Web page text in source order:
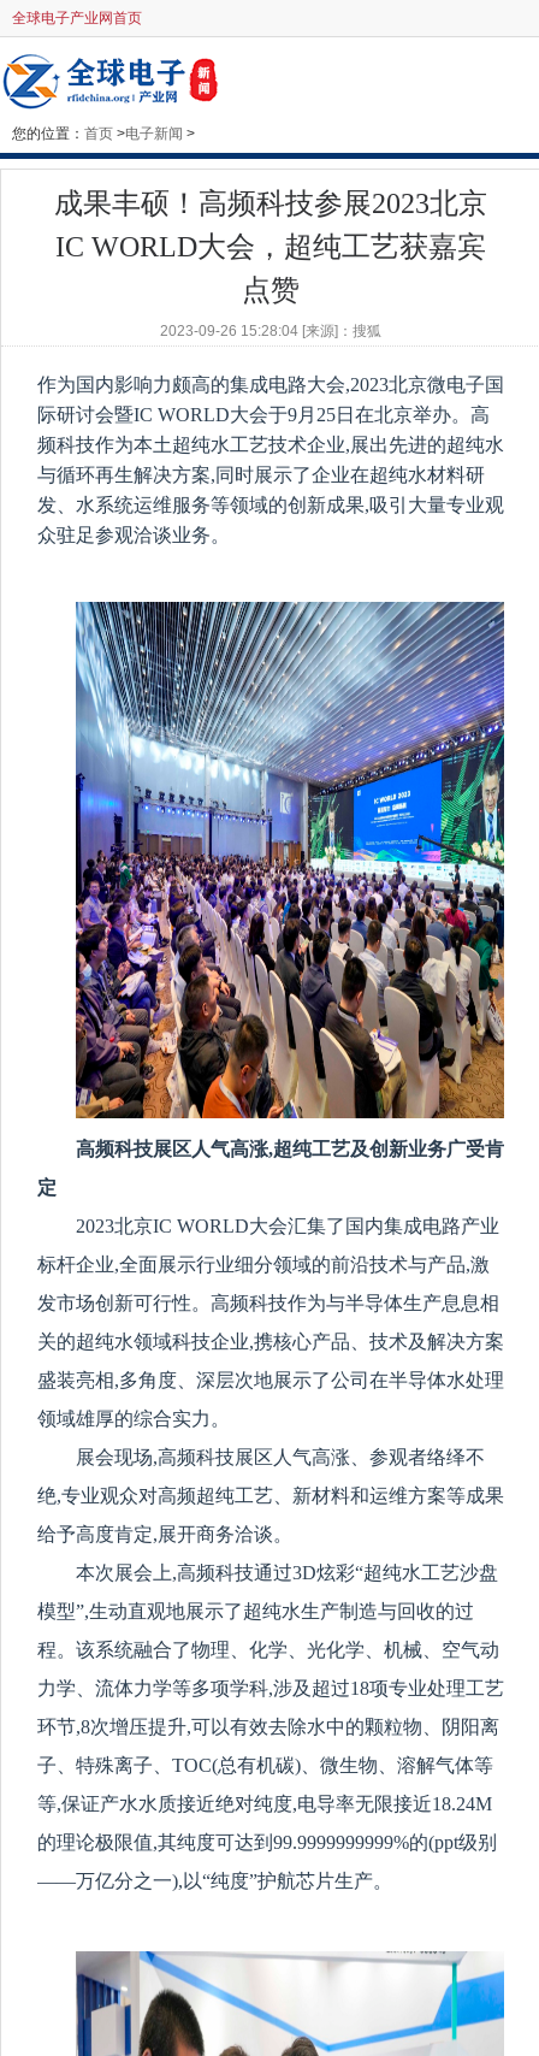
全球电子产业网首页
您的位置： 首页 >电子新闻 >
成果丰硕！高频科技参展2023北京
IC WORLD大会，超纯工艺获嘉宾
点赞
2023-09-26 15:28:04 [来源]：搜狐
作为国内影响力颇高的集成电路大会,2023北京微电子国
际研讨会暨IC WORLD大会于9月25日在北京举办。高
频科技作为本土超纯水工艺技术企业,展出先进的超纯水
与循环再生解决方案,同时展示了企业在超纯水材料研
发、水系统运维服务等领域的创新成果,吸引大量专业观
众驻足参观洽谈业务。
高频科技展区人气高涨,超纯工艺及创新业务广受肯
定
2023北京IC WORLD大会汇集了国内集成电路产业
标杆企业,全面展示行业细分领域的前沿技术与产品,激
发市场创新可行性。高频科技作为与半导体生产息息相
关的超纯水领域科技企业,携核心产品、技术及解决方案
盛装亮相,多角度、深层次地展示了公司在半导体水处理
领域雄厚的综合实力。
展会现场,高频科技展区人气高涨、参观者络绎不
绝,专业观众对高频超纯工艺、新材料和运维方案等成果
给予高度肯定,展开商务洽谈。
本次展会上,高频科技通过3D炫彩“超纯水工艺沙盘
模型”,生动直观地展示了超纯水生产制造与回收的过
程。该系统融合了物理、化学、光化学、机械、空气动
力学、流体力学等多项学科,涉及超过18项专业处理工艺
环节,8次增压提升,可以有效去除水中的颗粒物、阴阳离
子、特殊离子、TOC(总有机碳)、微生物、溶解气体等
等,保证产水水质接近绝对纯度,电导率无限接近18.24M
的理论极限值,其纯度可达到99.9999999999%的(ppt级别
——万亿分之一),以“纯度”护航芯片生产。